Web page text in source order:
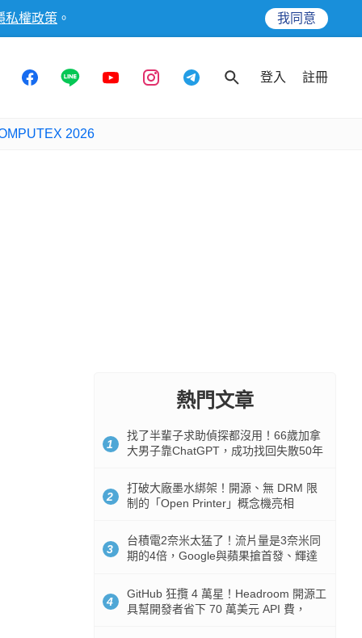
私權政策 。 我同意
登入 註冊
2026
熱門文章
1
找了半輩子求助偵探都沒用！66歲加拿
大男子靠ChatGPT，成功找回失散50年
2
打破大廠墨水綁架！開源、無 DRM 限
制的「Open Printer」概念機亮相
3
台積電2奈米太猛了！流片量是3奈米同
期的4倍，Google與蘋果搶首發、輝達
4
GitHub 狂攬 4 萬星！Headroom 開源工
具幫開發者省下 70 萬美元 API 費，